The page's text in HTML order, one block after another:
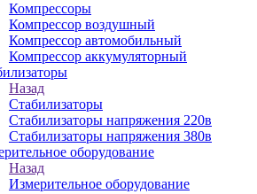
Компрессоры
Компрессор воздушный
Компрессор автомобильный
Компрессор аккумуляторный
Назад
Стабилизаторы
Стабилизаторы напряжения 220в
Стабилизаторы напряжения 380в
оборудование
Назад
Измерительное оборудование